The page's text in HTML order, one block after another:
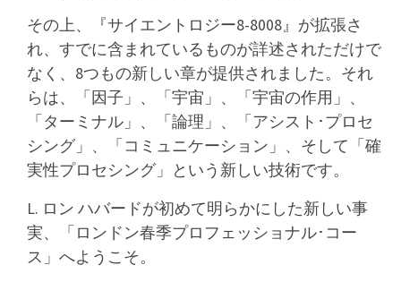
その上、『サイエントロジー8-8008』が拡張さ
れ、すでに含まれているものが詳述されただけで
なく、8つもの新しい章が提供されました。それ
らは、「因子」、「宇宙」、「宇宙の作用」、
「ターミナル」、「論理」、「アシスト･プロセ
シング」、「コミュニケーション」、そして「確
実性プロセシング」という新しい技術です。
L. ロン ハバードが初めて明らかにした新しい事
実、「ロンドン春季プロフェッショナル･コー
ス」へようこそ。